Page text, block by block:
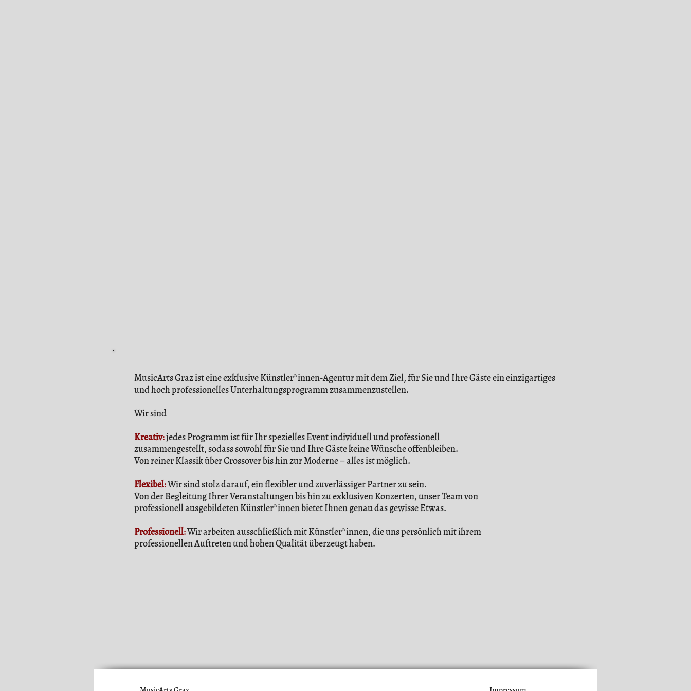
MusicArts Graz ist eine exklusive Künstler*innen-Agentur mit dem Ziel, für Sie und Ihre Gäste ein einzigartiges
und hoch professionelles Unterhaltungsprogramm zusammenzustellen.
Wir sind
Kreativ:jedes Programm ist für Ihr spezielles Event individuell und professionell
zusammengestellt, sodass sowohl für Sie und Ihre Gäste keine Wünsche offenbleiben.
Von reiner Klassik über Crossover bis hin zur Moderne – alles ist möglich.
Flexibel:Wir sind stolz darauf, ein flexibler und zuverlässiger Partner zu sein.
Von der Begleitung Ihrer Veranstaltungen bis hin zu exklusiven Konzerten, unser Team von
professionell ausgebildeten Künstler*innen bietet Ihnen genau das gewisse Etwas.
Professionell:Wir arbeiten ausschließlich mit Künstler*innen, die uns persönlich mit ihrem
professionellen Auftreten und hohen Qualität überzeugt haben.